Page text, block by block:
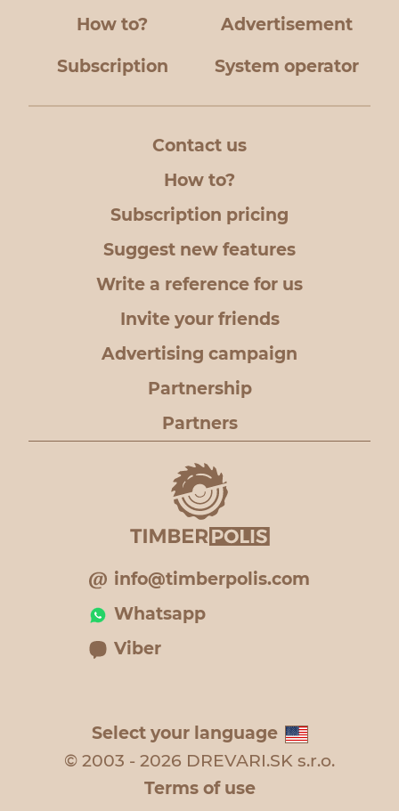
How to? Advertisement
Subscription System operator
Contact us
How to?
Subscription pricing
Suggest new features
Write a reference for us
Invite your friends
Advertising campaign
Partnership
Partners
info@timberpolis.com
Whatsapp
Viber
Select your language
© 2003 - 2026 DREVARI.SK s.r.o.
Terms of use